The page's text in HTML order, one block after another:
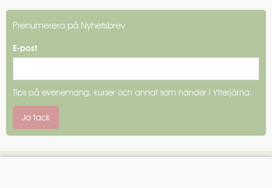
Prenumerera på Nyhetsbrev
E-post
Tips på evenemang, kurser och annat som händer i Ytterjärna.